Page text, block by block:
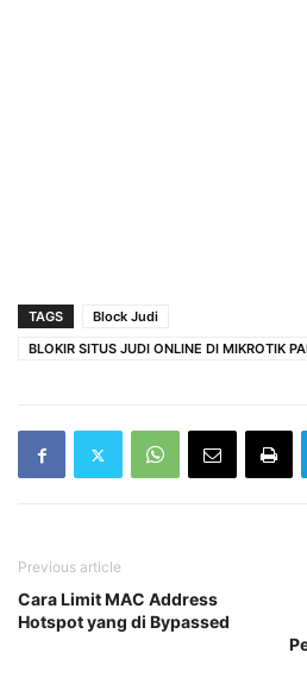
TAGS
Block Judi
BLOKIR SITUS JUDI ONLINE DI MIKROTIK
Previous article
Cara Limit MAC Address
Hotspot yang di Bypassed